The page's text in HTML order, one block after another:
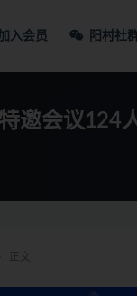
入会员 阳村社
邀会议124